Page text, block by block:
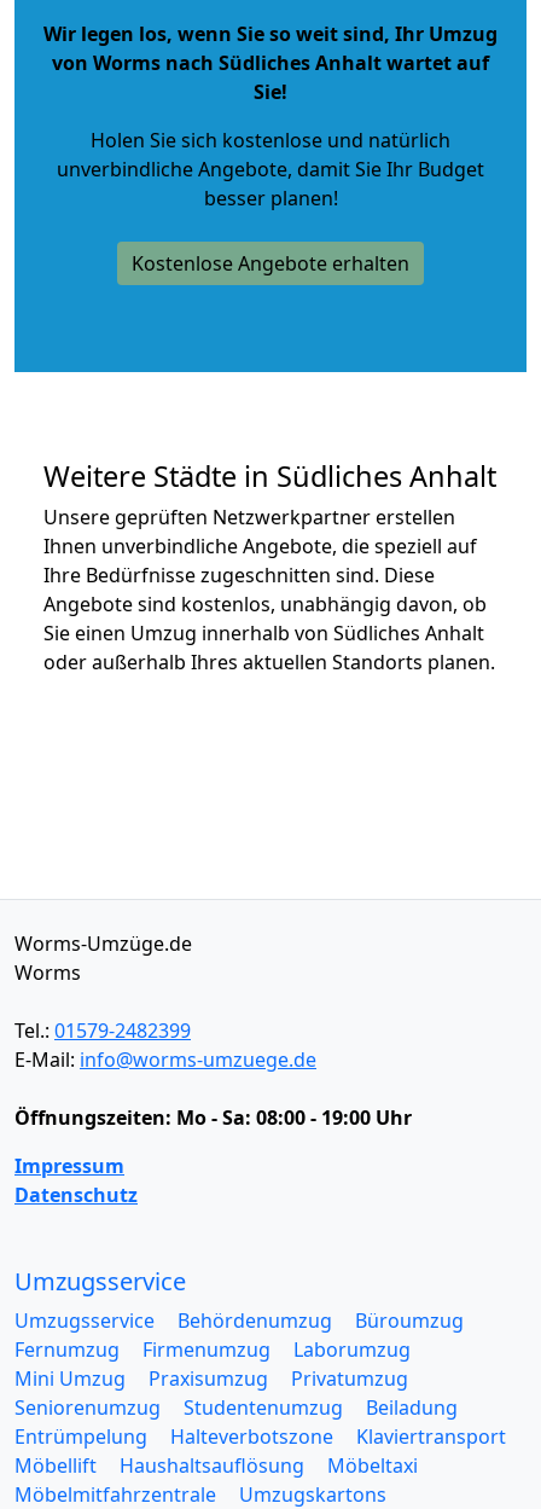
Wir legen los, wenn Sie so weit sind, Ihr Umzug
von Worms nach Südliches Anhalt wartet auf
Sie!
Holen Sie sich kostenlose und natürlich
unverbindliche Angebote, damit Sie Ihr Budget
besser planen!
Kostenlose Angebote erhalten
Weitere Städte in Südliches Anhalt
Unsere geprüften Netzwerkpartner erstellen
Ihnen unverbindliche Angebote, die speziell auf
Ihre Bedürfnisse zugeschnitten sind. Diese
Angebote sind kostenlos, unabhängig davon, ob
Sie einen Umzug innerhalb von Südliches Anhalt
oder außerhalb Ihres aktuellen Standorts planen.
Worms-Umzüge.de
Worms
Tel.: 01579-2482399
E-Mail: info@worms-umzuege.de
Öffnungszeiten: Mo - Sa: 08:00 - 19:00 Uhr
Impressum
Datenschutz
Umzugsservice
Umzugsservice Behördenumzug
Büroumzug
Fernumzug
Firmenumzug
Laborumzug
Mini Umzug
Praxisumzug
Privatumzug
Seniorenumzug
Studentenumzug
Beiladung
Entrümpelung
Halteverbotszone
Klaviertransport
Möbellift
Haushaltsauflösung
Möbeltaxi
Möbelmitfahrzentrale
Umzugskartons